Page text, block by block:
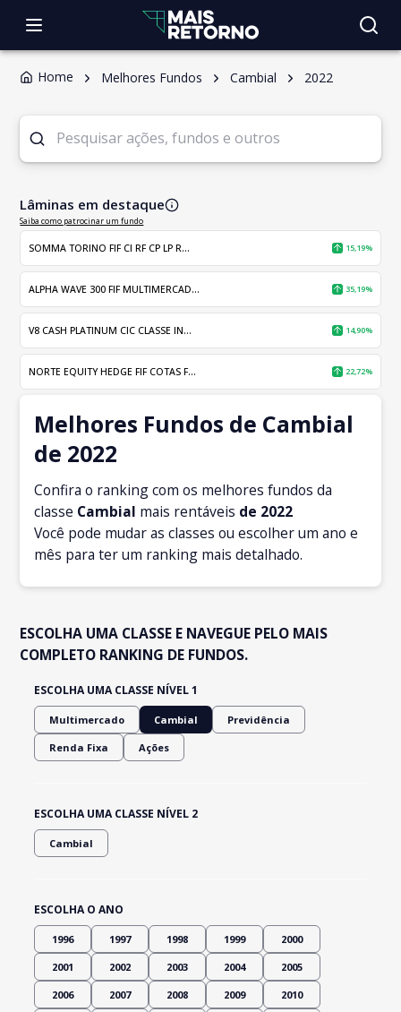
Home Melhores Fundos Cambial 2022
Lâminas em destaque
Saiba como patrocinar um fundo
SOMMA TORINO FIF CI RF CP LP R... 15,19%
ALPHA WAVE 300 FIF MULTIMERCAD... 35,19%
V8 CASH PLATINUM CIC CLASSE IN... 14,90%
NORTE EQUITY HEDGE FIF COTAS F... 22,72%
Melhores Fundos de Cambial
de 2022
Confira o ranking com os melhores fundos da
classe Cambial mais rentáveis de 2022
Você pode mudar as classes ou escolher um ano e
mês para ter um ranking mais detalhado.
ESCOLHA UMA CLASSE E NAVEGUE PELO MAIS
COMPLETO RANKING DE FUNDOS.
ESCOLHA UMA CLASSE NÍVEL 1
Multimercado Cambial Previdência
Renda Fixa Ações
ESCOLHA UMA CLASSE NÍVEL 2
Cambial
ESCOLHA O ANO
1996 1997 1998 1999 2000
2001 2002 2003 2004 2005
2006 2007 2008 2009 2010